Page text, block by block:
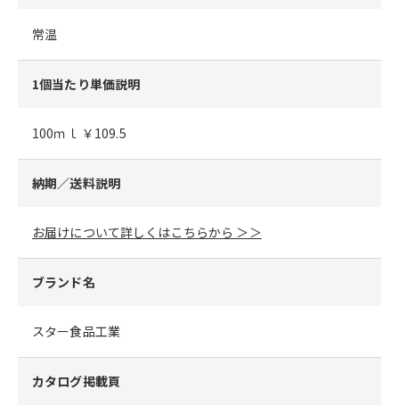
常温
1個当たり単価説明
100ｍｌ ￥109.5
納期／送料説明
お届けについて詳しくはこちらから ＞＞
ブランド名
スター食品工業
カタログ掲載頁